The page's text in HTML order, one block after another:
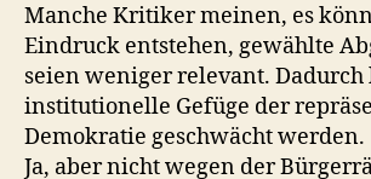
Manche Kritiker meinen, es
Eindruck entstehen, gewählte
seien weniger relevant. Dadurch
institutionelle Gefüge der
Demokratie geschwächt werden.
Ja, aber nicht wegen der